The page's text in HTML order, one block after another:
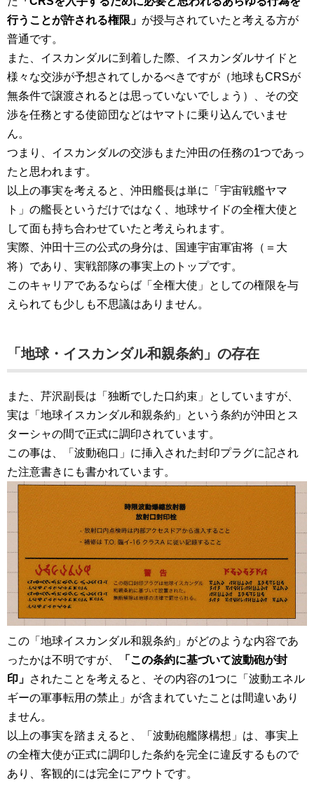
行うことが許される権限」 が授与されていたと考える方が
普通です。
また、イスカンダルに到着した際、イスカンダルサイドと
様々な交渉が予想されてしかるべきですが（地球もCRSが
無条件で譲渡されるとは思っていないでしょう）、その交
渉を任務とする使節団などはヤマトに乗り込んでいませ
ん。
つまり、イスカンダルの交渉もまた沖田の任務の1つであっ
たと思われます。
以上の事実を考えると、沖田艦長は単に「宇宙戦艦ヤマ
ト」の艦長というだけではなく、地球サイドの全権大使と
して面も持ち合わせていたと考えられます。
実際、沖田十三の公式の身分は、国連宇宙軍宙将（＝大
将）であり、実戦部隊の事実上のトップです。
このキャリアであるならば「全権大使」としての権限を与
えられても少しも不思議はありません。
「地球・イスカンダル和親条約」の存在
また、芹沢副長は「独断でした口約束」としていますが、
実は「地球イスカンダル和親条約」という条約が沖田とス
ターシャの間で正式に調印されています。
この事は、「波動砲口」に挿入された封印プラグに記され
た注意書きにも書かれています。
この「地球イスカンダル和親条約」がどのような内容であ
ったかは不明ですが、
「この条約に基づいて波動砲が封
印」 されたことを考えると、その内容の1つに「波動エネル
ギーの軍事転用の禁止」が含まれていたことは間違いあり
ません。
以上の事実を踏まえると、「波動砲艦隊構想」は、事実上
の全権大使が正式に調印した条約を完全に違反するもので
あり、客観的には完全にアウトです。